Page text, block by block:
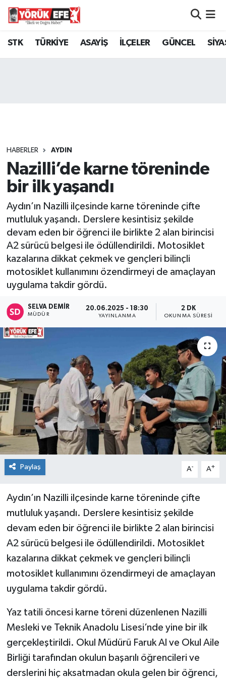
STK TÜRKİYE ASAYİŞ İLÇELER GÜNCEL
HABERLER AYDIN
Nazilli’de karne töreninde
bir ilk yaşandı
Aydın’ın Nazilli ilçesinde karne töreninde çifte
mutluluk yaşandı. Derslere kesintisiz şekilde
devam eden bir öğrenci ile birlikte 2 alan birincisi
A2 sürücü belgesi ile ödüllendirildi. Motosiklet
kazalarına dikkat çekmek ve gençleri bilinçli
motosiklet kullanımını özendirmeyi de amaçlayan
uygulama takdir gördü.
SELVA DEMIR
MÜDÜR
20.06.2025 - 18:30
YAYINLANMA
2 DK
OKUNMA SÜRESI
Paylaş A- A+
Aydın’ın Nazilli ilçesinde karne töreninde çifte
mutluluk yaşandı. Derslere kesintisiz şekilde
devam eden bir öğrenci ile birlikte 2 alan birincisi
A2 sürücü belgesi ile ödüllendirildi. Motosiklet
kazalarına dikkat çekmek ve gençleri bilinçli
motosiklet kullanımını özendirmeyi de amaçlayan
uygulama takdir gördü.
Yaz tatili öncesi karne töreni düzenlenen Nazilli
Mesleki ve Teknik Anadolu Lisesi’nde yine bir ilk
gerçekleştirildi. Okul Müdürü Faruk Al ve Okul Aile
Birliği tarafından okulun başarılı öğrencileri ve
derslerini hiç aksatmadan okula gelen bir öğrenci,
Aydın Nöbetçi Eczaneler
Tüm Manşetler
Son Dakika Haberleri
Haber Arşivi